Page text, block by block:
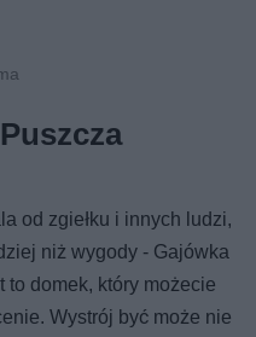
od zgiełku i innych ludzi,
niż wygody - Gajówka
to domek, który możecie
Wystrój być może nie